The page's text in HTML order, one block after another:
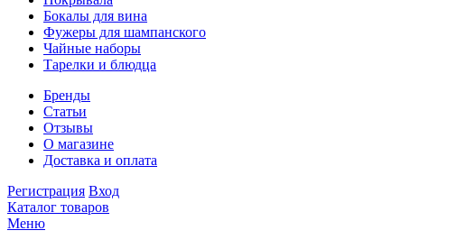
Бокалы для вина
Фужеры для шампанского
Чайные наборы
Тарелки и блюдца
Бренды
Статьи
Отзывы
О магазине
Доставка и оплата
Регистрация Вход
Каталог товаров
Меню